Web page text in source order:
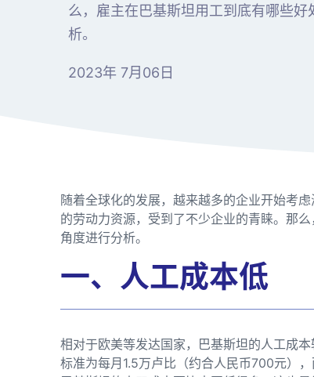
么，雇主在巴基斯坦用工到底有哪些
析。
2023年 7月06日
随着全球化的发展，越来越多的企业开始考
的劳动力资源，受到了不少企业的青睐。那
角度进行分析。
一、人工成本低
相对于欧美等发达国家，巴基斯坦的人工成
标准为每月1.5万卢比（约合人民币700元）